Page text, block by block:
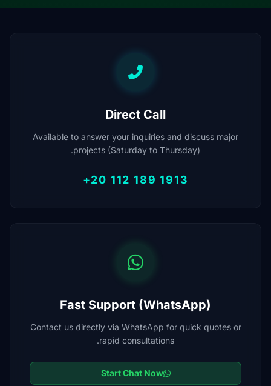
Direct Call
Available to answer your inquiries and discuss major
projects (Saturday to Thursday).
+20 112 189 1913
Fast Support (WhatsApp)
Contact us directly via WhatsApp for quick quotes or
rapid consultations.
Start Chat Now